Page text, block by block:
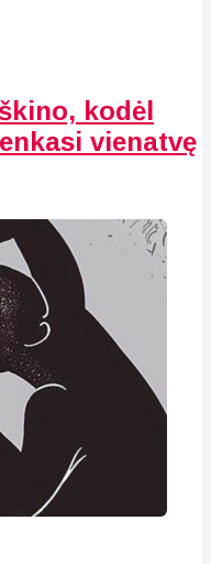
kodėl
vienatvę